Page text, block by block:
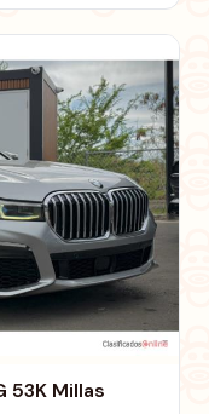
53K Millas